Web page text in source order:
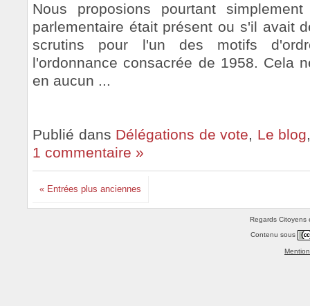
Nous proposions pourtant
parlementaire était présent ou s'il avait
scrutins pour l'un des motifs
l'ordonnance consacrée de 1958. Cela
en aucun ...
Publié dans Délégations de vote, Le blog
1 commentaire »
« Entrées plus anciennes
Regards Citoyens
Contenu sous